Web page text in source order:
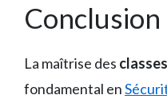
Conclusion
La maîtrise des
fondamental en